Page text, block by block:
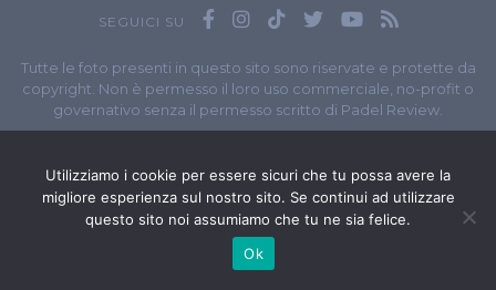
SEGUICI SU
Tutte le foto presenti in questo sito sono riservate e protette da
copyright. Non è permesso il loro uso commerciale, no-profit o
governativo senza il permesso scritto di Padel Review.
// P.I. 11965351007
© Copyright 2020-2026 // Web DeveloperMatteo Manna
Utilizziamo i cookie per essere sicuri che tu possa avere la
migliore esperienza sul nostro sito. Se continui ad utilizzare
questo sito noi assumiamo che tu ne sia felice.
Ok